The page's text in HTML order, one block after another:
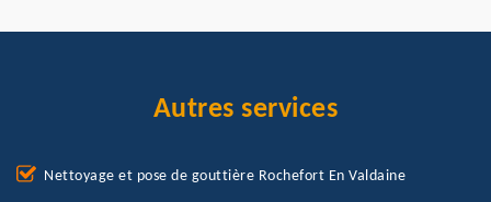
Autres services
Nettoyage et pose de gouttière Rochefort En Valdaine